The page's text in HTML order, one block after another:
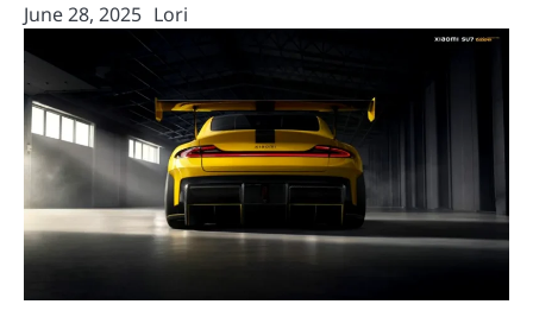
June 28, 2025 Lori